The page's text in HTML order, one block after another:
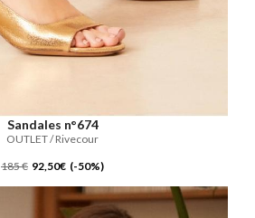
Sandales n°674
OUTLET / Rivecour
185 € 92,50€ (-50%)